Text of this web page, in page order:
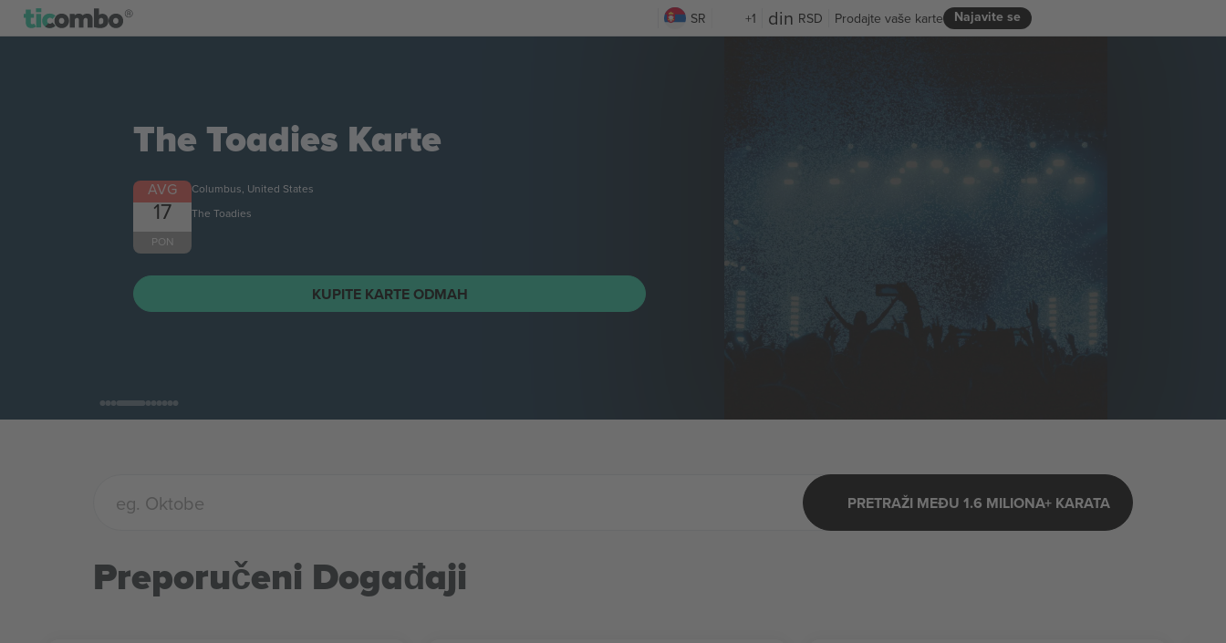
SR +1 RSD Najavite se
Prodajte vaše karte
The Toadies Karte
AVG
17
PON
Columbus, United States
The Toadies
KUPITE KARTE ODMAH
PRETRAŽI MEĐU 1.6 MILIONA+ KARATA
Preporučeni Događaji